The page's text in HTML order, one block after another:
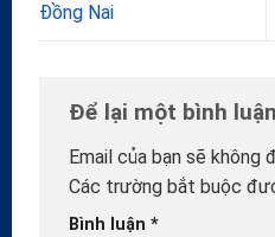
Đồng Nai
Để lại một bình luận
Email của bạn sẽ không
Các trường bắt buộc
Bình luận *